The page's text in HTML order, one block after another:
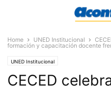
Home UNED Institucional
formación y capacitación docente
UNED Institucional
CECED